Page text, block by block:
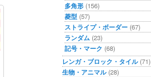
多角形 (156)
菱型 (57)
ストライプ・ボーダー (67)
ランダム (23)
記号・マーク (68)
レンガ・ブロック・タイル(71)
生物・アニマル(28)